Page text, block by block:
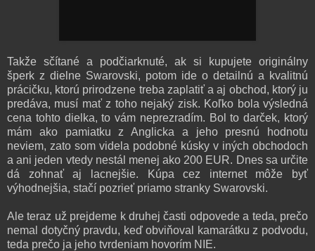
Takže sčítané a podčiarknuté, ak si kupujete originálny
šperk z dielne Swarovski, potom ide o detailnú a kvalitnú
prácičku, ktorú prirodzene treba zaplatiť a aj obchod, ktorý ju
predáva, musí mať z toho nejaký zisk. Koľko bola výsledná
cena tohto dielka, to vám neprezradím. Bol to darček, ktorý
mám ako pamiatku z Anglicka a jeho presnú hodnotu
neviem, zato som videla podobné kúsky v iných obchodoch
a ani jeden vtedy nestál menej ako 200 EUR. Dnes sa určite
dá zohnať aj lacnejšie. Kúpa cez internet môže byť
výhodnejšia, stačí pozrieť priamo stranky Swarovski.
Ale teraz už prejdeme k druhej časti odpovede a teda, prečo
nemal dotyčný pravdu, keď obviňoval kamarátku z podvodu,
teda prečo ja jeho tvrdeniam hovorím NIE.